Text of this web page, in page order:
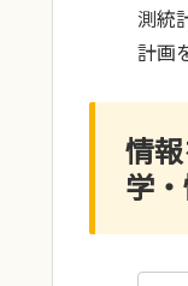
測統
計画
情
学